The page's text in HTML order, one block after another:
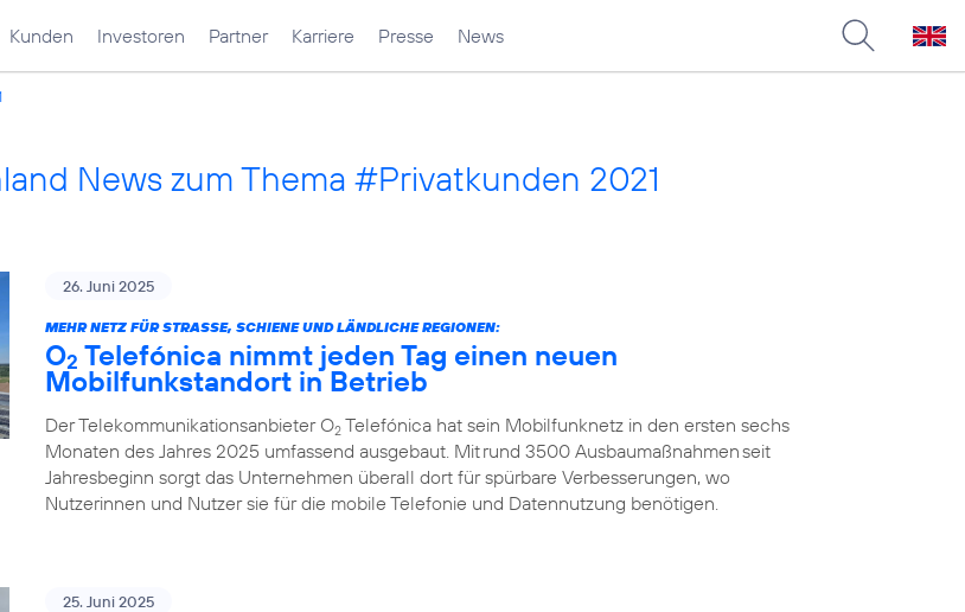
Kunden Investoren Partner Karriere Presse News
News zum Thema #Privatkunden 2021
26. Juni 2025
MEHR NETZ FÜR STRASSE, SCHIENE UND LÄNDLICHE REGIONEN:
O2 Telefónica nimmt jeden Tag einen neuen
Mobilfunkstandort in Betrieb
Der Telekommunikationsanbieter O2 Telefónica hat sein Mobilfunknetz in den ersten sechs
Monaten des Jahres 2025 umfassend ausgebaut. Mit rund 3500 Ausbaumaßnahmen seit
Jahresbeginn sorgt das Unternehmen überall dort für spürbare Verbesserungen, wo
Nutzerinnen und Nutzer sie für die mobile Telefonie und Datennutzung benötigen.
25. Juni 2025